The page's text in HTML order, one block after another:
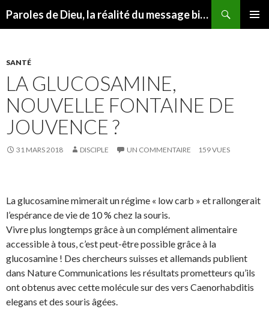
Paroles de Dieu, la réalité du message biblique
SANTÉ
LA GLUCOSAMINE,
NOUVELLE FONTAINE DE
JOUVENCE ?
31 MARS 2018 DISCIPLE UN COMMENTAIRE 159 VUES
La glucosamine mimerait un régime « low carb » et rallongerait
l’espérance de vie de 10 % chez la souris.
Vivre plus longtemps grâce à un complément alimentaire
accessible à tous, c’est peut-être possible grâce à la
glucosamine ! Des chercheurs suisses et allemands publient
dans Nature Communications les résultats prometteurs qu’ils
ont obtenus avec cette molécule sur des vers Caenorhabditis
elegans et des souris âgées.